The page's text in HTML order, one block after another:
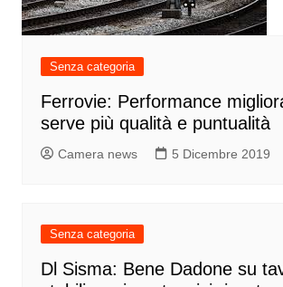
Senza categoria
Ferrovie: Performance
serve più qualità e puntualità
Camera news 5 Dicembre 2019
Senza categoria
Dl Sisma: Bene Dadone su